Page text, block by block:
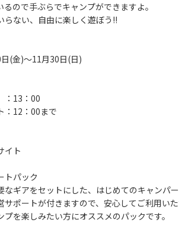
ので手ぶらでキャンプができますよ。
らない、自由に楽しく遊ぼう‼
(金)～11月30日(日)
13：00
：12：00まで
イト
トパック
なギアをセットにした、はじめてのキャンパ
サポートが付きますので、安心してご利用いた
プを楽しみたい方にオススメのパックです。